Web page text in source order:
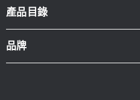
產品目錄
品牌